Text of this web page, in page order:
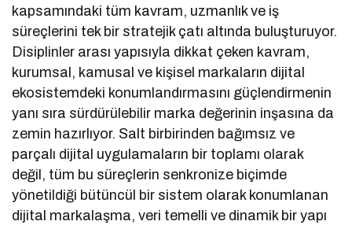
kapsamındaki tüm kavram, uzmanlık ve iş
süreçlerini tek bir stratejik çatı altında buluşturuyor.
Disiplinler arası yapısıyla dikkat çeken kavram,
kurumsal, kamusal ve kişisel markaların dijital
ekosistemdeki konumlandırmasını güçlendirmenin
yanı sıra sürdürülebilir marka değerinin inşasına da
zemin hazırlıyor. Salt birbirinden bağımsız ve
parçalı dijital uygulamaların bir toplamı olarak
değil, tüm bu süreçlerin senkronize biçimde
yönetildiği bütüncül bir sistem olarak konumlanan
dijital markalaşma, veri temelli ve dinamik bir yapı